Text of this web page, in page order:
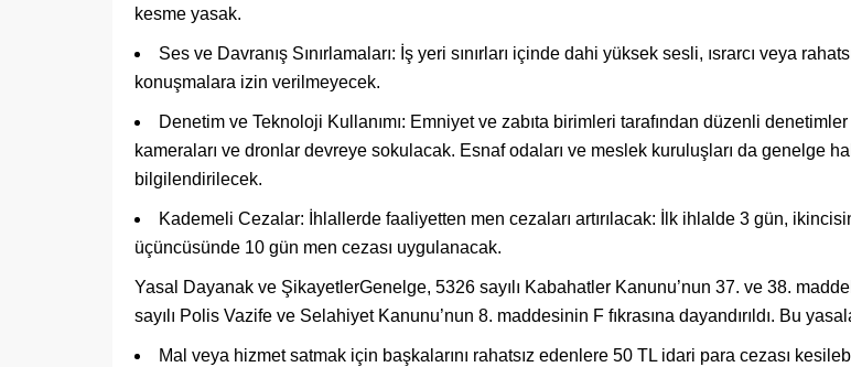
kesme yasak.
Ses ve Davranış Sınırlamaları: İş yeri sınırları içinde dahi yüksek sesli, ısrarcı veya
konuşmalara izin verilmeyecek.
Denetim ve Teknoloji Kullanımı: Emniyet ve zabıta birimleri tarafından düzenli
kameraları ve dronlar devreye sokulacak. Esnaf odaları ve meslek kuruluşları da genelge
bilgilendirilecek.
Kademeli Cezalar: İhlallerde faaliyetten men cezaları artırılacak: İlk ihlalde 3 gün,
üçüncüsünde 10 gün men cezası uygulanacak.
Yasal Dayanak ve ŞikayetlerGenelge, 5326 sayılı Kabahatler Kanunu’nun 37. ve 38.
sayılı Polis Vazife ve Selahiyet Kanunu’nun 8. maddesinin F fıkrasına dayandırıldı. Bu
Mal veya hizmet satmak için başkalarını rahatsız edenlere 50 TL idari para cezası